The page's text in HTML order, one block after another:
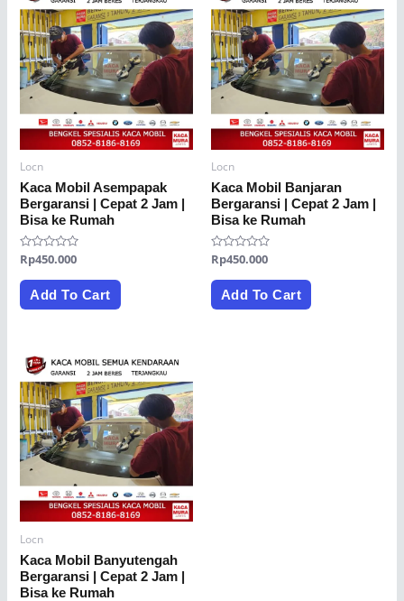
Locn
Kaca Mobil Asempapak
Bergaransi | Cepat 2 Jam |
Bisa ke Rumah
Rated
out
Rp450.000
Add To Cart
Locn
Kaca Mobil Banjaran
Bergaransi | Cepat 2 Jam |
Bisa ke Rumah
Rated
out
Rp450.000
Add To Cart
Locn
Kaca Mobil Banyutengah
Bergaransi | Cepat 2 Jam |
Bisa ke Rumah